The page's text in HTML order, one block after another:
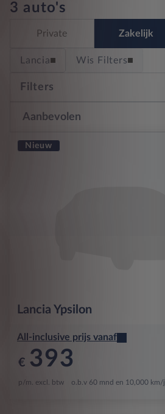
3 auto's
Private Zakelijk
Lancia Wis Filters
Filters
Nieuw
Lancia Ypsilon
All-inclusive prijs vanaf
€ 393
p/m. excl. btw o.b.v 60 mnd en 10,000 km/j